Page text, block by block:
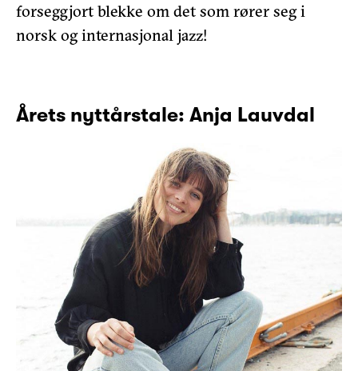
forseggjort blekke om det som rører seg i
norsk og internasjonal jazz!
Årets nyttårstale: Anja Lauvdal